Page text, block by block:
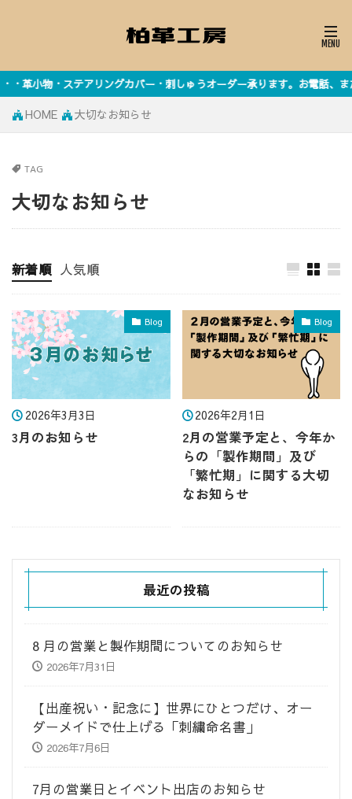
ー・刺しゅうオーダー承ります。お電話、またはお問い合わせフォーム
HOME 大切なお知らせ
TAG
大切なお知らせ
新着順 人気順
Blog
2026年3月3日
3月のお知らせ
Blog
2026年2月1日
2月の営業予定と、今年か
らの「製作期間」及び
「繁忙期」に関する大切
なお知らせ
最近の投稿
8 月の営業と製作期間についてのお知らせ
2026年7月31日
​【出産祝い・記念に】世界にひとつだけ、オー
ダーメイドで仕上げる「刺繍命名書」
2026年7月6日
7月の営業日とイベント出店のお知らせ